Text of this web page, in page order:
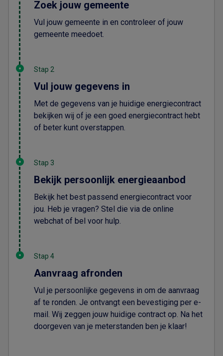
Zoek jouw gemeente
Vul jouw gemeente in en controleer of jouw
gemeente meedoet.
Stap 2
Vul jouw gegevens in
Met de gegevens van je huidige energiecontract
bekijken wij of je een goed energiecontract hebt
of beter kunt overstappen.
Stap 3
Bekijk persoonlijk energieaanbod
Bekijk het best passend energiecontract voor
jou. Heb je vragen? Stel die via de online
webchat of bel voor hulp.
Stap 4
Aanvraag afronden
Vul je persoonlijke gegevens in om de aanvraag
af te ronden. Je ontvangt een bevestiging per e-
mail. Wij zeggen jouw huidige contract op. Na het
doorgeven van je meterstanden ben je klaar!